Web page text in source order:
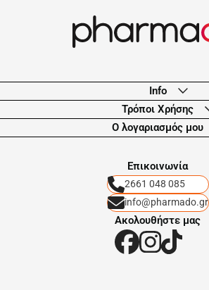
Info
Τρόποι Χρήσης
Ο λογαριασμός μου
Eπικοινωνία
2661 048 085
info@pharmado.gr
Ακολουθήστε μας